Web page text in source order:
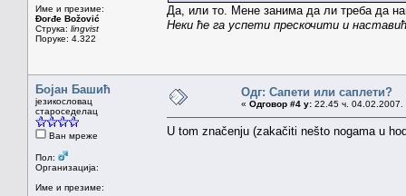
Име и презиме:
Đorđe Božović
Струка: lingvist
Поруке: 4.322
Да, или то. Мене занима да ли треба да
Неки ће га успети прескочити и
Бојан Башић
језикословац
староседелац
Ван мреже
Пол:
Организација:
Име и презиме:
Одг: Сапети или саплети?
« Одговор #4 у: 22.45 ч. 04.02.2007.
U tom značenju (zakačiti nešto nogama u